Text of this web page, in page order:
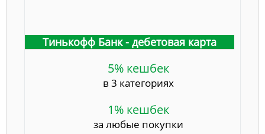
Тинькофф Банк - дебетовая карта
5% кешбек
в 3 категориях
1% кешбек
за любые покупки